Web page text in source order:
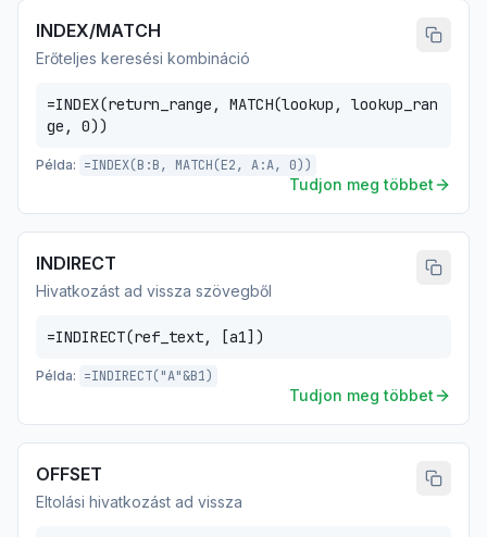
INDEX/MATCH
Erőteljes keresési kombináció
=INDEX(return_range, MATCH(lookup, lookup_ran
ge, 0))
Példa: =INDEX(B:B, MATCH(E2, A:A, 0))
Tudjon meg többet
INDIRECT
Hivatkozást ad vissza szövegből
=INDIRECT(ref_text, [a1])
Példa: =INDIRECT("A"&B1)
Tudjon meg többet
OFFSET
Eltolási hivatkozást ad vissza